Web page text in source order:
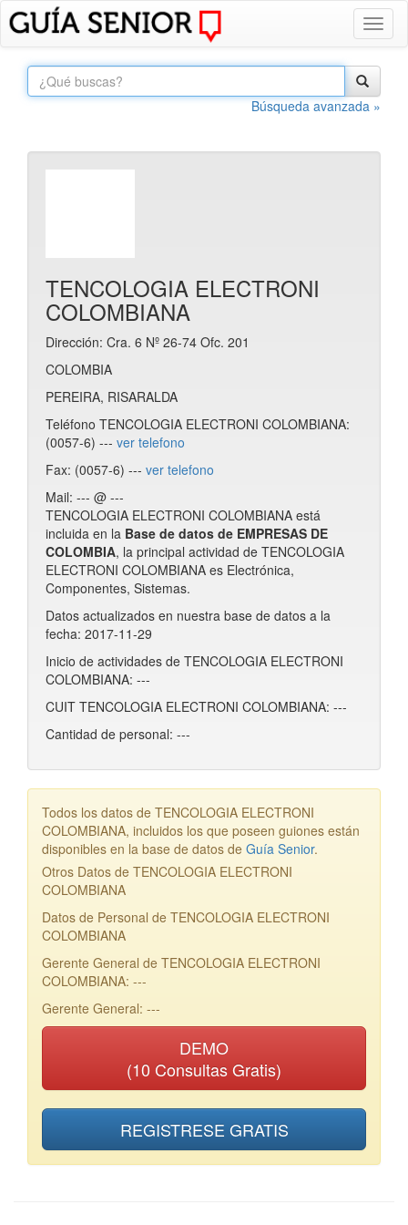
Búsqueda avanzada »
TENCOLOGIA ELECTRONI
COLOMBIANA
Dirección: Cra. 6 Nº 26-74 Ofc. 201
COLOMBIA
PEREIRA, RISARALDA
Teléfono TENCOLOGIA ELECTRONI COLOMBIANA:
(0057-6) --- ver telefono
Fax: (0057-6) --- ver telefono
Mail: --- @ ---
TENCOLOGIA ELECTRONI COLOMBIANA está
incluida en la Base de datos de EMPRESAS DE
COLOMBIA, la principal actividad de TENCOLOGIA
ELECTRONI COLOMBIANA es Electrónica,
Componentes, Sistemas.
Datos actualizados en nuestra base de datos a la
fecha: 2017-11-29
Inicio de actividades de TENCOLOGIA ELECTRONI
COLOMBIANA: ---
CUIT TENCOLOGIA ELECTRONI COLOMBIANA: ---
Cantidad de personal: ---
Todos los datos de TENCOLOGIA ELECTRONI
COLOMBIANA, incluidos los que poseen guiones están
disponibles en la base de datos de Guía Senior.
Otros Datos de TENCOLOGIA ELECTRONI
COLOMBIANA
Datos de Personal de TENCOLOGIA ELECTRONI
COLOMBIANA
Gerente General de TENCOLOGIA ELECTRONI
COLOMBIANA: ---
Gerente General: ---
DEMO
(10 Consultas Gratis)
REGISTRESE GRATIS